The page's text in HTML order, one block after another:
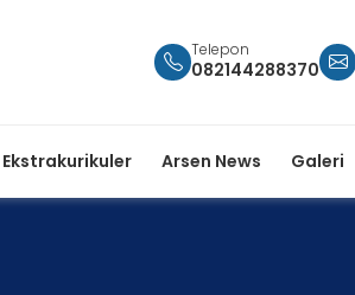
Telepon
082144288370
Ekstrakurikuler Arsen News Galeri